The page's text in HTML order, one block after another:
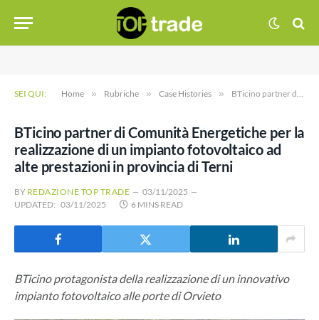
SEI QUI: Home » Rubriche » Case Histories » BTicino partner di Comunità Energetiche per la realizzazione di un impianto fotovoltaico ad alte prestazioni in provincia di Terni
BTicino partner di Comunità Energetiche per la
realizzazione di un impianto fotovoltaico ad
alte prestazioni in provincia di Terni
BY REDAZIONE TOP TRADE
03/11/2025
UPDATED: 03/11/2025 6 MINS READ
BTicino protagonista della realizzazione di un innovativo
impianto fotovoltaico alle porte di Orvieto